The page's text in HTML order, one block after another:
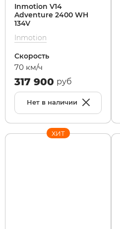
Inmotion V14
Adventure 2400 WH
134V
Inmotion
Скорость
70 км/ч
317 900 руб
Нет в наличии
ХИТ